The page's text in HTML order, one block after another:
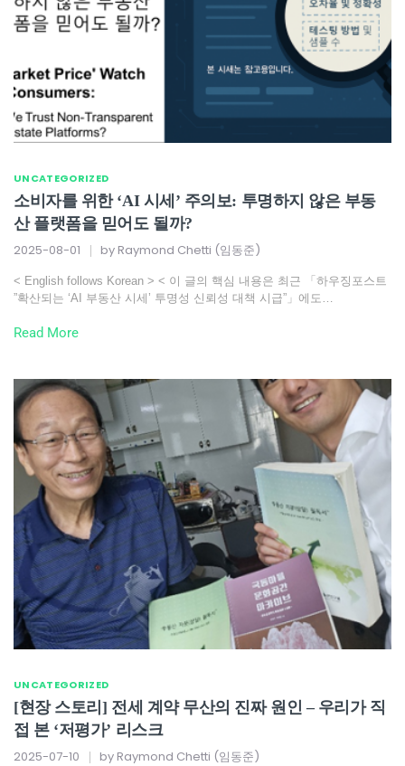
UNCATEGORIZED
소비자를 위한 ‘AI 시세’ 주의보: 투명하지 않은 부동
산 플랫폼을 믿어도 될까?
2025-08-01 by Raymond Chetti (임동준)
< English follows Korean > < 이 글의 핵심 내용은 최근 「하우징포스트
”확산되는 ‘AI 부동산 시세’ 투명성 신뢰성 대책 시급”」에도…
Read More
UNCATEGORIZED
[현장 스토리] 전세 계약 무산의 진짜 원인 – 우리가 직
접 본 ‘저평가’ 리스크
2025-07-10 by Raymond Chetti (임동준)